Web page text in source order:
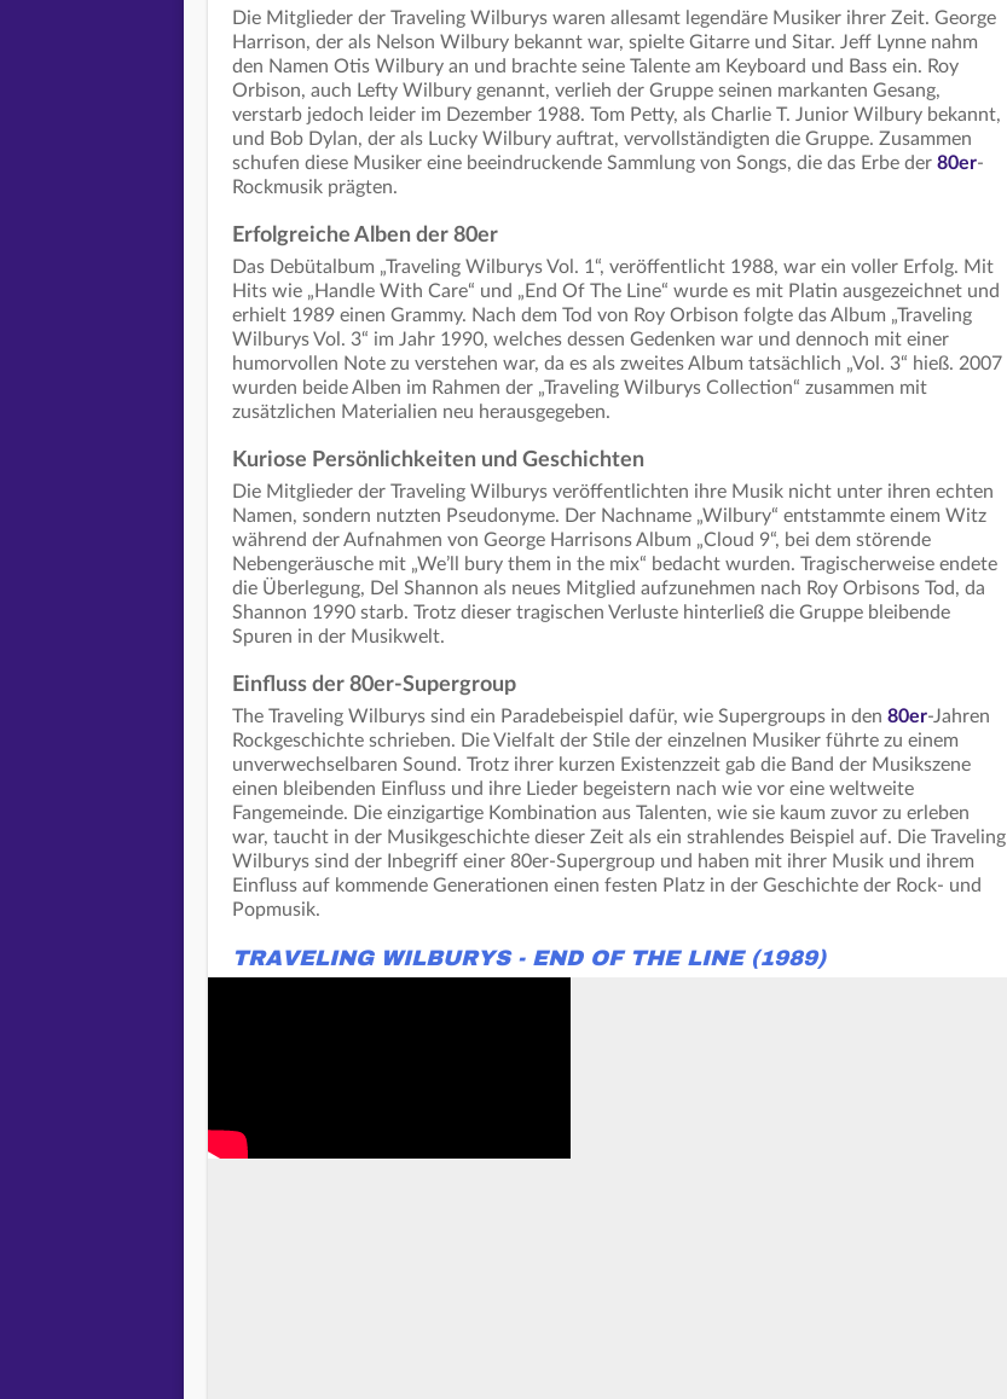
Die Mitglieder der Traveling Wilburys waren allesamt legendäre Musiker ihrer Zeit. George
Harrison, der als Nelson Wilbury bekannt war, spielte Gitarre und Sitar. Jeff Lynne nahm
den Namen Otis Wilbury an und brachte seine Talente am Keyboard und Bass ein. Roy
Orbison, auch Lefty Wilbury genannt, verlieh der Gruppe seinen markanten Gesang,
verstarb jedoch leider im Dezember 1988. Tom Petty, als Charlie T. Junior Wilbury bekannt,
und Bob Dylan, der als Lucky Wilbury auftrat, vervollständigten die Gruppe. Zusammen
schufen diese Musiker eine beeindruckende Sammlung von Songs, die das Erbe der 80er-
Rockmusik prägten.
Erfolgreiche Alben der 80er
Das Debütalbum „Traveling Wilburys Vol. 1“, veröffentlicht 1988, war ein voller Erfolg. Mit
Hits wie „Handle With Care“ und „End Of The Line“ wurde es mit Platin ausgezeichnet und
erhielt 1989 einen Grammy. Nach dem Tod von Roy Orbison folgte das Album „Traveling
Wilburys Vol. 3“ im Jahr 1990, welches dessen Gedenken war und dennoch mit einer
humorvollen Note zu verstehen war, da es als zweites Album tatsächlich „Vol. 3“ hieß. 2007
wurden beide Alben im Rahmen der „Traveling Wilburys Collection“ zusammen mit
zusätzlichen Materialien neu herausgegeben.
Kuriose Persönlichkeiten und Geschichten
Die Mitglieder der Traveling Wilburys veröffentlichten ihre Musik nicht unter ihren echten
Namen, sondern nutzten Pseudonyme. Der Nachname „Wilbury“ entstammte einem Witz
während der Aufnahmen von George Harrisons Album „Cloud 9“, bei dem störende
Nebengeräusche mit „We’ll bury them in the mix“ bedacht wurden. Tragischerweise endete
die Überlegung, Del Shannon als neues Mitglied aufzunehmen nach Roy Orbisons Tod, da
Shannon 1990 starb. Trotz dieser tragischen Verluste hinterließ die Gruppe bleibende
Spuren in der Musikwelt.
Einfluss der 80er-Supergroup
The Traveling Wilburys sind ein Paradebeispiel dafür, wie Supergroups in den 80er-Jahren
Rockgeschichte schrieben. Die Vielfalt der Stile der einzelnen Musiker führte zu einem
unverwechselbaren Sound. Trotz ihrer kurzen Existenzzeit gab die Band der Musikszene
einen bleibenden Einfluss und ihre Lieder begeistern nach wie vor eine weltweite
Fangemeinde. Die einzigartige Kombination aus Talenten, wie sie kaum zuvor zu erleben
war, taucht in der Musikgeschichte dieser Zeit als ein strahlendes Beispiel auf. Die Traveling
Wilburys sind der Inbegriff einer 80er-Supergroup und haben mit ihrer Musik und ihrem
Einfluss auf kommende Generationen einen festen Platz in der Geschichte der Rock- und
Popmusik.
TRAVELING WILBURYS - END OF THE LINE (1989)